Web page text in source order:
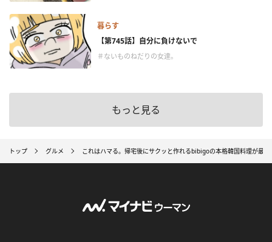
暮らす
【第745話】自分に負けないで
＃ないものねだりの女達。
もっと見る
トップ グルメ これはハマる。帰宅後にサクッと作れるbibigoの本格韓国料理が最高